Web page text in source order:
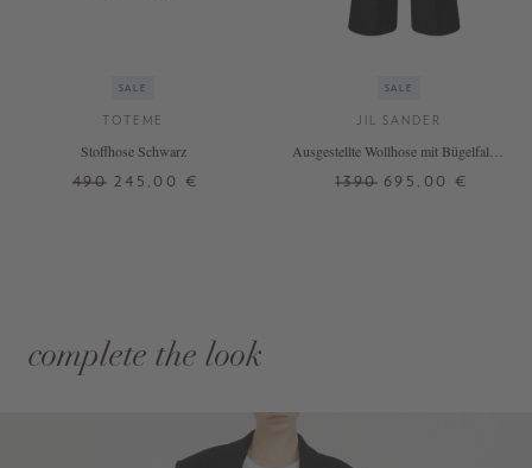
SALE
TOTEME
Stoffhose Schwarz
490 245,00 €
SALE
JIL SANDER
Ausgestellte Wollhose mit Bügelfalten
1390 695,00 €
complete the look